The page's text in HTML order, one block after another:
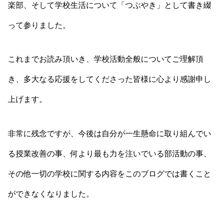
楽部、そして学校生活について「つぶやき」として書き綴
って参りました。
これまでお読み頂いき、学校活動全般についてご理解頂
き、多大なる応援をしてくださった皆様に心より感謝申し
上げます。
非常に残念ですが、今後は自分が一生懸命に取り組んでい
る授業改善の事、何より最も力を注いでいる部活動の事、
その他一切の学校に関する内容をこのブログでは書くこと
ができなくなりました。